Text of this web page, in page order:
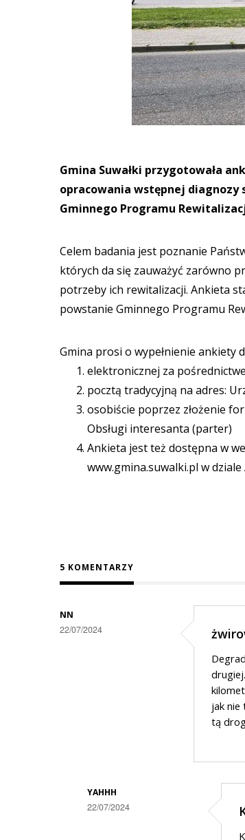
Gmina Suwałki przygotowała
opracowania wstępnej diagnozy
Gminnego Programu
Celem badania jest poznanie
których da się zauważyć zarówno
potrzeby ich rewitalizacji. Ankieta
powstanie Gminnego Programu
Gmina prosi o wypełnienie ankiety
elektronicznej za
pocztą tradycyjną na adres:
osobiście poprzez złożenie
Obsługi interesanta (parter)
Ankieta jest też dostępna w
www.gmina.suwalki.pl w
5 KOMENTARZY
NN
22/07/2024
jak nie
tą
YAHHH
22/07/2024